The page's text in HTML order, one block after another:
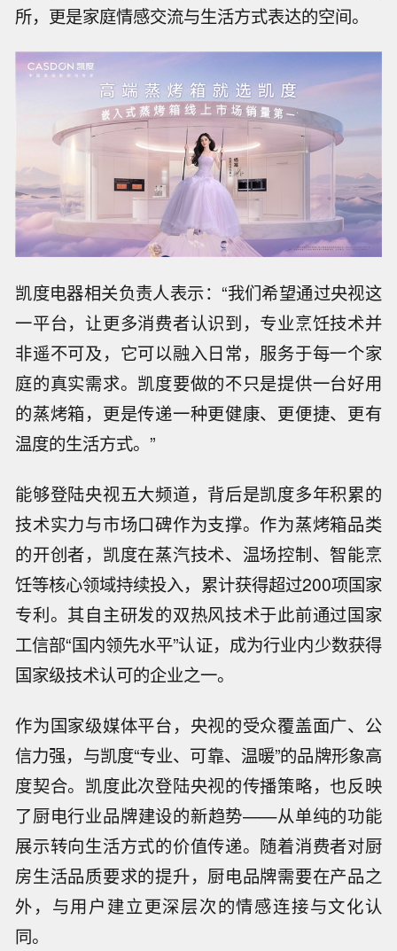
所，更是家庭情感交流与生活方式表达的空间。
凯度电器相关负责人表示：“我们希望通过央视这
一平台，让更多消费者认识到，专业烹饪技术并
非遥不可及，它可以融入日常，服务于每一个家
庭的真实需求。凯度要做的不只是提供一台好用
的蒸烤箱，更是传递一种更健康、更便捷、更有
温度的生活方式。”
能够登陆央视五大频道，背后是凯度多年积累的
技术实力与市场口碑作为支撑。作为蒸烤箱品类
的开创者，凯度在蒸汽技术、温场控制、智能烹
饪等核心领域持续投入，累计获得超过200项国家
专利。其自主研发的双热风技术于此前通过国家
工信部“国内领先水平”认证，成为行业内少数获得
国家级技术认可的企业之一。
作为国家级媒体平台，央视的受众覆盖面广、公
信力强，与凯度“专业、可靠、温暖”的品牌形象高
度契合。凯度此次登陆央视的传播策略，也反映
了厨电行业品牌建设的新趋势——从单纯的功能
展示转向生活方式的价值传递。随着消费者对厨
房生活品质要求的提升，厨电品牌需要在产品之
外，与用户建立更深层次的情感连接与文化认
同。